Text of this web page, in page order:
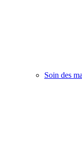
Soin des